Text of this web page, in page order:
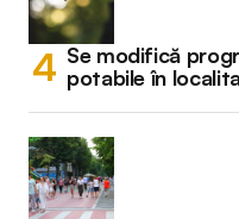
Se modifică
potabile în